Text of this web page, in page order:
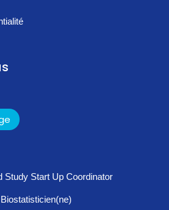
Study Start Up Coordinator